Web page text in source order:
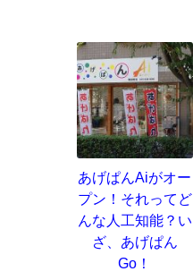
あげぱんAiがオー
プン！それってど
んな人工知能？い
ざ、あげぱん
Go！